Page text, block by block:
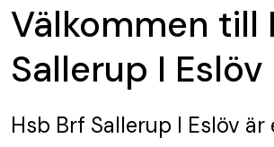
Välkommen till
Sallerup I Eslöv
Hsb Brf Sallerup I Eslöv är